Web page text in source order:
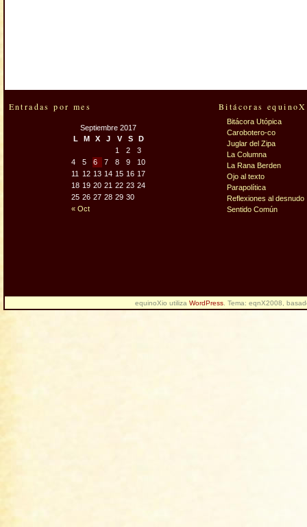
Entradas por mes
Septiembre 2017
L
M X J V S D
« Oct
1 2
3
4
5 6 7 8 9
10
11
12 13 14 15 16 17
18 19 20 21 22 23 24
25 26 27 28 29 30
Bitácoras
Bitácora Utópica
Carobotero-co
Juglar del Zipa
La Columna
La Rana Berden
Ojo al texto
Parapolítica
Reflexiones al desnudo
Sentido Común
equinoXio utiliza WordPress . Tema: eqnX2008,